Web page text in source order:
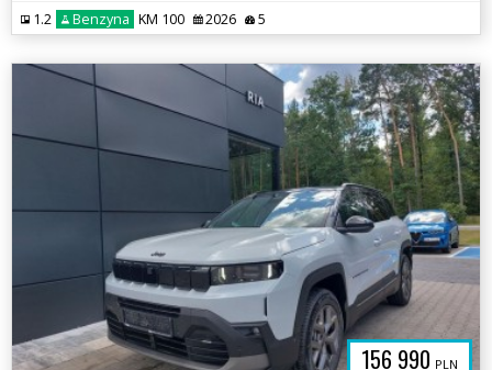
1.2 Benzyna KM 100 2026 5
156 990 PLN